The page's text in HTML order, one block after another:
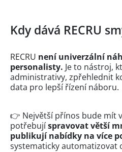
Kdy dává RECRU
RECRU není univerzální
personalisty. Je to nástroj,
administrativy, zpřehlednit
data pro lepší řízení náboru.
👉 Největší přínos bude mít
potřebujíspravovat větší
publikují nabídky na více
systematicky automatizovat